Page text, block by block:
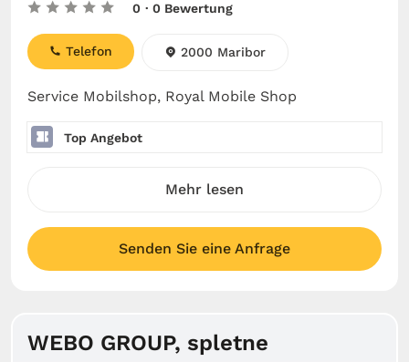
0 · 0 Bewertung
Service Mobilshop, Royal Mobile Shop
Telefon 2000 Maribor
Top Angebot
Mehr lesen
Senden Sie eine Anfrage
WEBO GROUP, spletne